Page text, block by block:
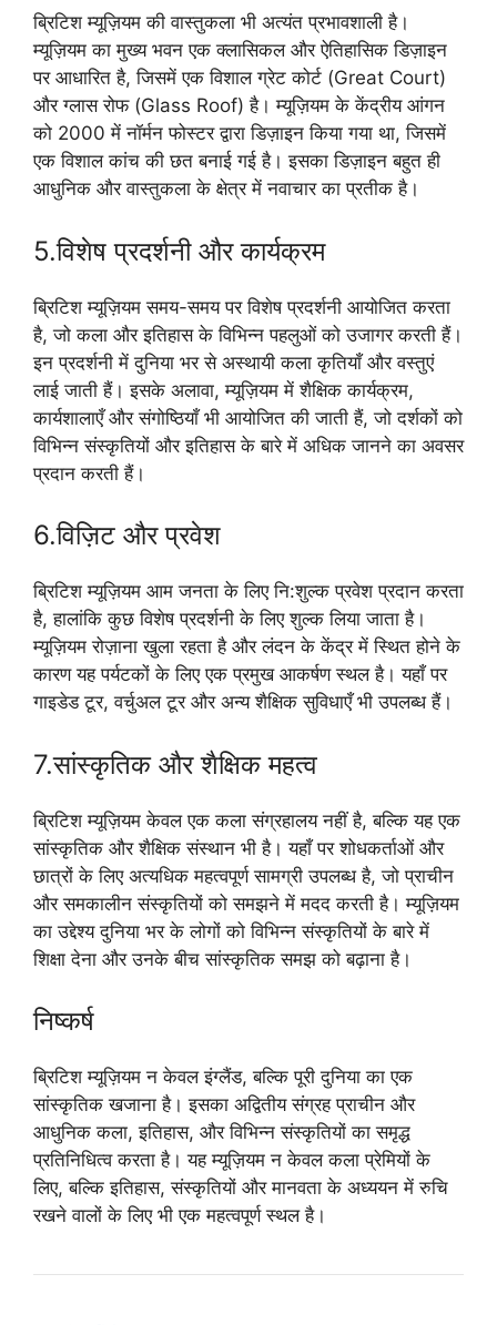
ब्रिटिश म्यूज़ियम की वास्तुकला भी अत्यंत प्रभावशाली है।
म्यूज़ियम का मुख्य भवन एक क्लासिकल और ऐतिहासिक डिज़ाइन
पर आधारित है, जिसमें एक विशाल ग्रेट कोर्ट (Great Court)
और ग्लास रोफ (Glass Roof) है। म्यूज़ियम के केंद्रीय आंगन
को 2000 में नॉर्मन फोस्टर द्वारा डिज़ाइन किया गया था, जिसमें
एक विशाल कांच की छत बनाई गई है। इसका डिज़ाइन बहुत ही
आधुनिक और वास्तुकला के क्षेत्र में नवाचार का प्रतीक है।
5.विशेष प्रदर्शनी और कार्यक्रम
ब्रिटिश म्यूज़ियम समय-समय पर विशेष प्रदर्शनी आयोजित करता
है, जो कला और इतिहास के विभिन्न पहलुओं को उजागर करती हैं।
इन प्रदर्शनी में दुनिया भर से अस्थायी कला कृतियाँ और वस्तुएं
लाई जाती हैं। इसके अलावा, म्यूज़ियम में शैक्षिक कार्यक्रम,
कार्यशालाएँ और संगोष्ठियाँ भी आयोजित की जाती हैं, जो दर्शकों को
विभिन्न संस्कृतियों और इतिहास के बारे में अधिक जानने का अवसर
प्रदान करती हैं।
6.विज़िट और प्रवेश
ब्रिटिश म्यूज़ियम आम जनता के लिए नि:शुल्क प्रवेश प्रदान करता
है, हालांकि कुछ विशेष प्रदर्शनी के लिए शुल्क लिया जाता है।
म्यूज़ियम रोज़ाना खुला रहता है और लंदन के केंद्र में स्थित होने के
कारण यह पर्यटकों के लिए एक प्रमुख आकर्षण स्थल है। यहाँ पर
गाइडेड टूर, वर्चुअल टूर और अन्य शैक्षिक सुविधाएँ भी उपलब्ध हैं।
7.सांस्कृतिक और शैक्षिक महत्व
ब्रिटिश म्यूज़ियम केवल एक कला संग्रहालय नहीं है, बल्कि यह एक
सांस्कृतिक और शैक्षिक संस्थान भी है। यहाँ पर शोधकर्ताओं और
छात्रों के लिए अत्यधिक महत्वपूर्ण सामग्री उपलब्ध है, जो प्राचीन
और समकालीन संस्कृतियों को समझने में मदद करती है। म्यूज़ियम
का उद्देश्य दुनिया भर के लोगों को विभिन्न संस्कृतियों के बारे में
शिक्षा देना और उनके बीच सांस्कृतिक समझ को बढ़ाना है।
निष्कर्ष
ब्रिटिश म्यूज़ियम न केवल इंग्लैंड, बल्कि पूरी दुनिया का एक
सांस्कृतिक खजाना है। इसका अद्वितीय संग्रह प्राचीन और
आधुनिक कला, इतिहास, और विभिन्न संस्कृतियों का समृद्ध
प्रतिनिधित्व करता है। यह म्यूज़ियम न केवल कला प्रेमियों के
लिए, बल्कि इतिहास, संस्कृतियों और मानवता के अध्ययन में रुचि
रखने वालों के लिए भी एक महत्वपूर्ण स्थल है।